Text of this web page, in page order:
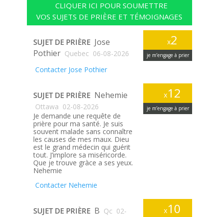
CLIQUER ICI POUR SOUMETTRE
VOS SUJETS DE PRIÈRE ET TÉMOIGNAGES
x2
je m’engage à prier
SUJET DE PRIÈRE Jose
Pothier Quebec 06-08-2026
Contacter Jose Pothier
x12
je m’engage à prier
SUJET DE PRIÈRE Nehemie
Ottawa 02-08-2026
Je demande une requête de
prière pour ma santé. Je suis
souvent malade sans connaître
les causes de mes maux. Dieu
est le grand médecin qui guérit
tout. J’implore sa miséricorde.
Que je trouve gràce a ses yeux.
Nehemie
Contacter Nehemie
x10
SUJET DE PRIÈRE B Qc 02-